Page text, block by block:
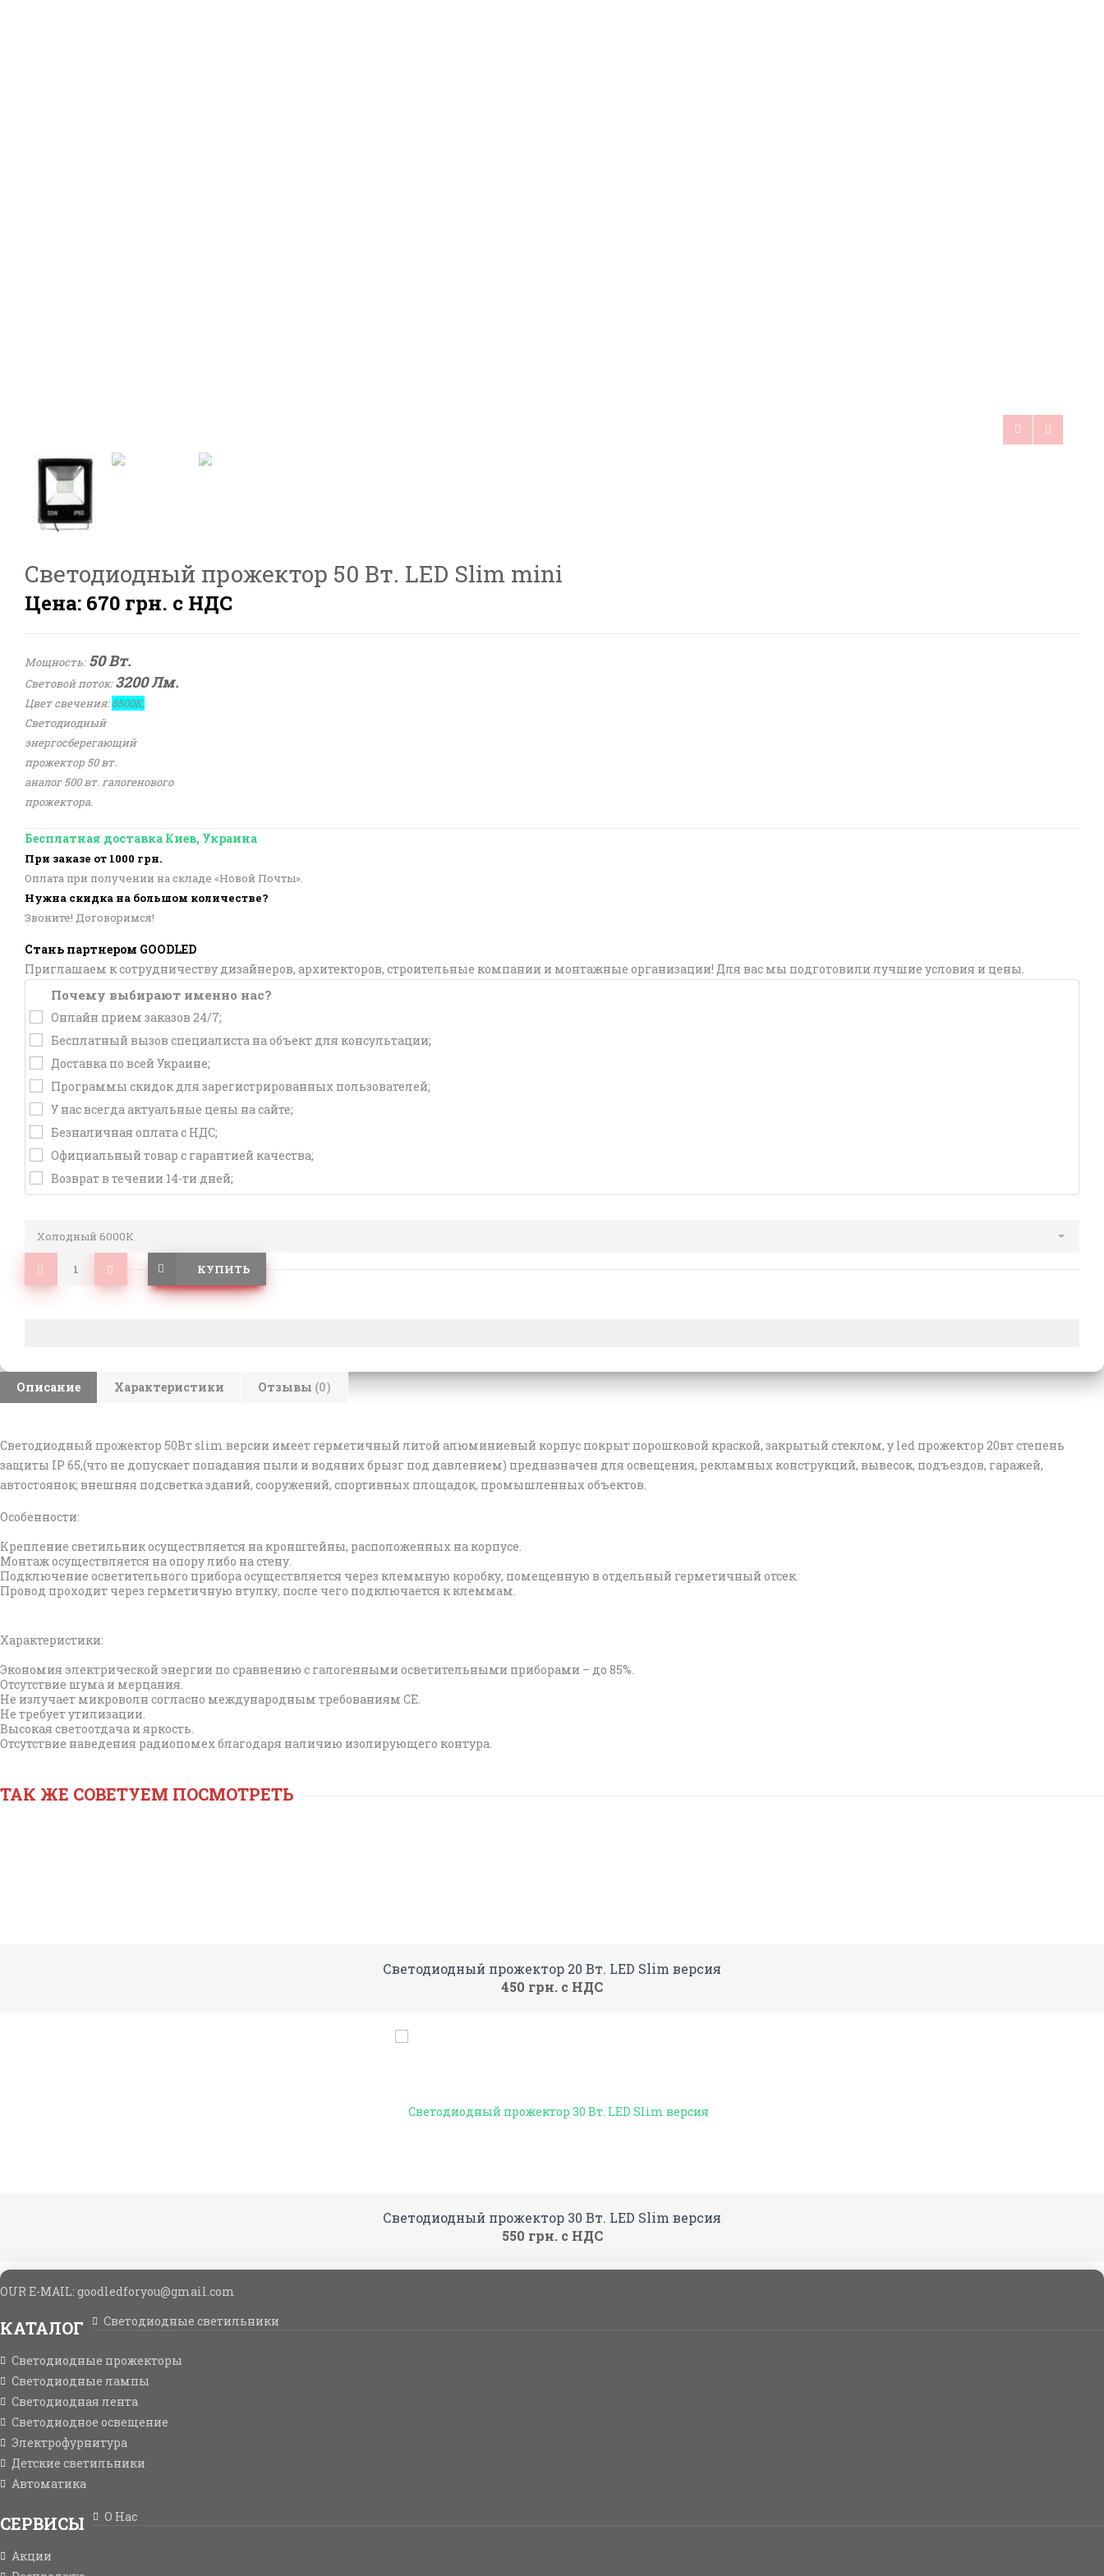
Светодиодный прожектор 50 Вт. LED Slim mini
Цена: 670 грн. с НДС
Мощность:50 Вт.
Световой поток: 3200 Лм.
Цвет свечения:6500К.
Светодиодный
энергосберегающий
прожектор 50 вт.
аналог 500 вт. галогенового
прожектора.
Бесплатная доставка Киев, Украина
При заказе от 1000 грн.
Оплата при получении на складе «Новой Почты».
Нужна скидка на большом количестве?
Звоните! Договоримся!
Стань партнером GOODLED
Приглашаем к сотрудничеству дизайнеров, архитекторов, строительные компании и монтажные организации! Для вас мы подготовили лучшие условия и цены.
Почему выбирают именно нас?
Онлайн прием заказов 24/7;
Бесплатный вызов специалиста на объект для консультации;
Доставка по всей Украине;
Программы скидок для зарегистрированных пользователей;
У нас всегда актуальные цены на сайте;
Безналичная оплата с НДС;
Официальный товар с гарантией качества;
Возврат в течении 14-ти дней;
Холодный 6000К
КУПИТЬ
Описание Характеристики Отзывы (0)
Светодиодный прожектор 50Вт slim версии имеет герметичный литой алюминиевый корпус покрыт порошковой краской, закрытый стеклом, у led прожектор 20вт степень
защиты IP 65,(что не допускает попадания пыли и водяних брызг под давлением) предназначен для освещения, рекламных конструкций, вывесок, подъездов, гаражей,
автостоянок; внешняя подсветка зданий, сооружений, спортивных площадок, промышленных объектов.
Особенности:
Крепление светильник осуществляется на кронштейны, расположенных на корпусе.
Монтаж осуществляется на опору либо на стену.
Подключение осветительного прибора осуществляется через клеммную коробку, помещенную в отдельный герметичный отсек.
Провод проходит через герметичную втулку, после чего подключается к клеммам.
Характеристики:
Экономия электрической энергии по сравнению с галогенными осветительными приборами – до 85%.
Отсутствие шума и мерцания.
Не излучает микроволн согласно международным требованиям СЕ.
Не требует утилизации.
Высокая светоотдача и яркость.
Отсутствие наведения радиопомех благодаря наличию изолирующего контура.
ТАК ЖЕ СОВЕТУЕМ ПОСМОТРЕТЬ
Светодиодный прожектор 20 Вт. LED Slim версия
450 грн. с НДС
Светодиодный прожектор 30 Вт. LED Slim версия
550 грн. с НДС
OUR E-MAIL: goodledforyou@gmail.cоm
КАТАЛОГ Светодиодные светильники
Светодиодные прожекторы
Светодиодные лампы
Светодиодная лента
Светодиодное освещение
Электрофурнитура
Детские светильники
Автоматика
СЕРВИСЫ О Нас
Акции